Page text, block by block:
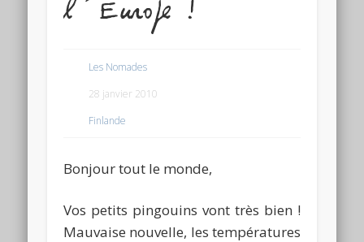
l’Europe !
Les Nomades
28 janvier 2010
Finlande
Bonjour tout le monde,
Vos petits pingouins vont très bien !
Mauvaise nouvelle, les températures